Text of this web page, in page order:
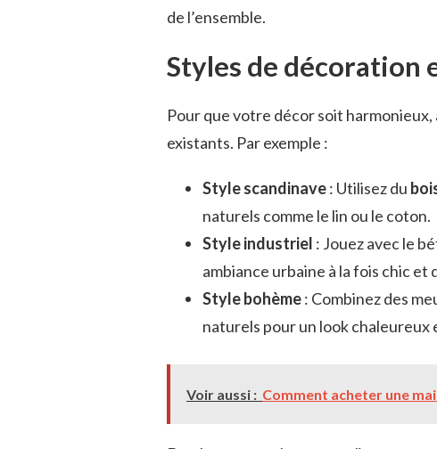
de l’ensemble.
Styles de décoration
Pour que votre décor soit
existants. Par exemple :
Style scandinave: Utilisez du
naturels comme le lin ou le coton.
Style industriel : Jouez avec le
ambiance urbaine à la fois chic et
Style bohème: Combinez des
naturels pour un look chaleureux
Voir aussi : Comment acheter une